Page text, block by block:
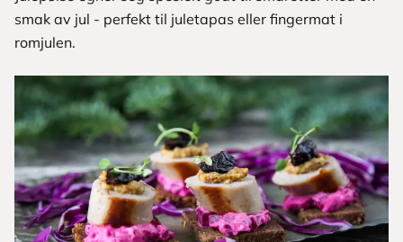
smak av jul - perfekt til juletapas eller fingermat i
romjulen.